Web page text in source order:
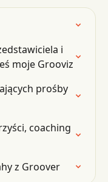
i
moje Grooviz
prośby
coaching
z Groover